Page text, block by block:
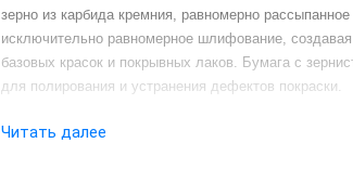
зерно из карбида кремния, равномерно
исключительно равномерное шлифование,
базовых красок и покрывных лаков. Бумага с
для полирования и устранения дефектов покраски.
Читать далее